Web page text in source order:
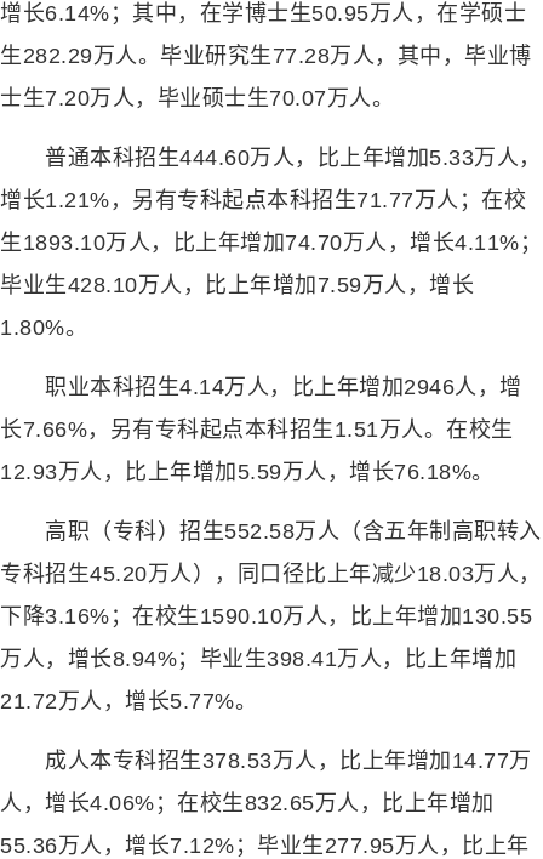
增长6.14%；其中，在学博士生50.95万人，在学硕士
生282.29万人。毕业研究生77.28万人，其中，毕业博
士生7.20万人，毕业硕士生70.07万人。
普通本科招生444.60万人，比上年增加5.33万人，
增长1.21%，另有专科起点本科招生71.77万人；在校
生1893.10万人，比上年增加74.70万人，增长4.11%；
毕业生428.10万人，比上年增加7.59万人，增长
1.80%。
职业本科招生4.14万人，比上年增加2946人，增
长7.66%，另有专科起点本科招生1.51万人。在校生
12.93万人，比上年增加5.59万人，增长76.18%。
高职（专科）招生552.58万人（含五年制高职转入
专科招生45.20万人），同口径比上年减少18.03万人，
下降3.16%；在校生1590.10万人，比上年增加130.55
万人，增长8.94%；毕业生398.41万人，比上年增加
21.72万人，增长5.77%。
成人本专科招生378.53万人，比上年增加14.77万
人，增长4.06%；在校生832.65万人，比上年增加
55.36万人，增长7.12%；毕业生277.95万人，比上年